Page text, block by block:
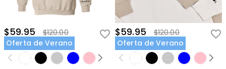
$59.95
$120.00
Oferta de Verano
$59.95
$120.00
Oferta de Verano